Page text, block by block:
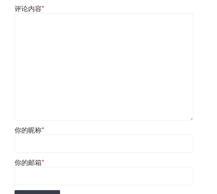
评论内容*
你的昵称*
你的邮箱*